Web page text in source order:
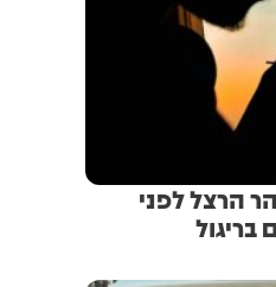
הרצל לפני